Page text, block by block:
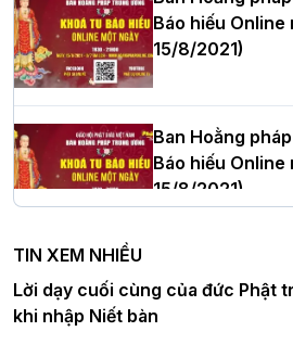
Thượng tọa Thích Tâm Chính
cử tân Trưởng ban Trị sự
Hà Nội: Tăng Ni Trường hạ Bồ
nghiêm tác pháp Tiền an cư
DL.2026
Báo hiếu Online
15/8/2021)
Ban Hoằng
Báo hiếu Online
15/8/2021)
Ban Hoằng
Báo hiếu Online
15/8/2021)
TIN XEM NHIỀU
Lời dạy cuối cùng của đức Phật
khi nhập Niết bàn